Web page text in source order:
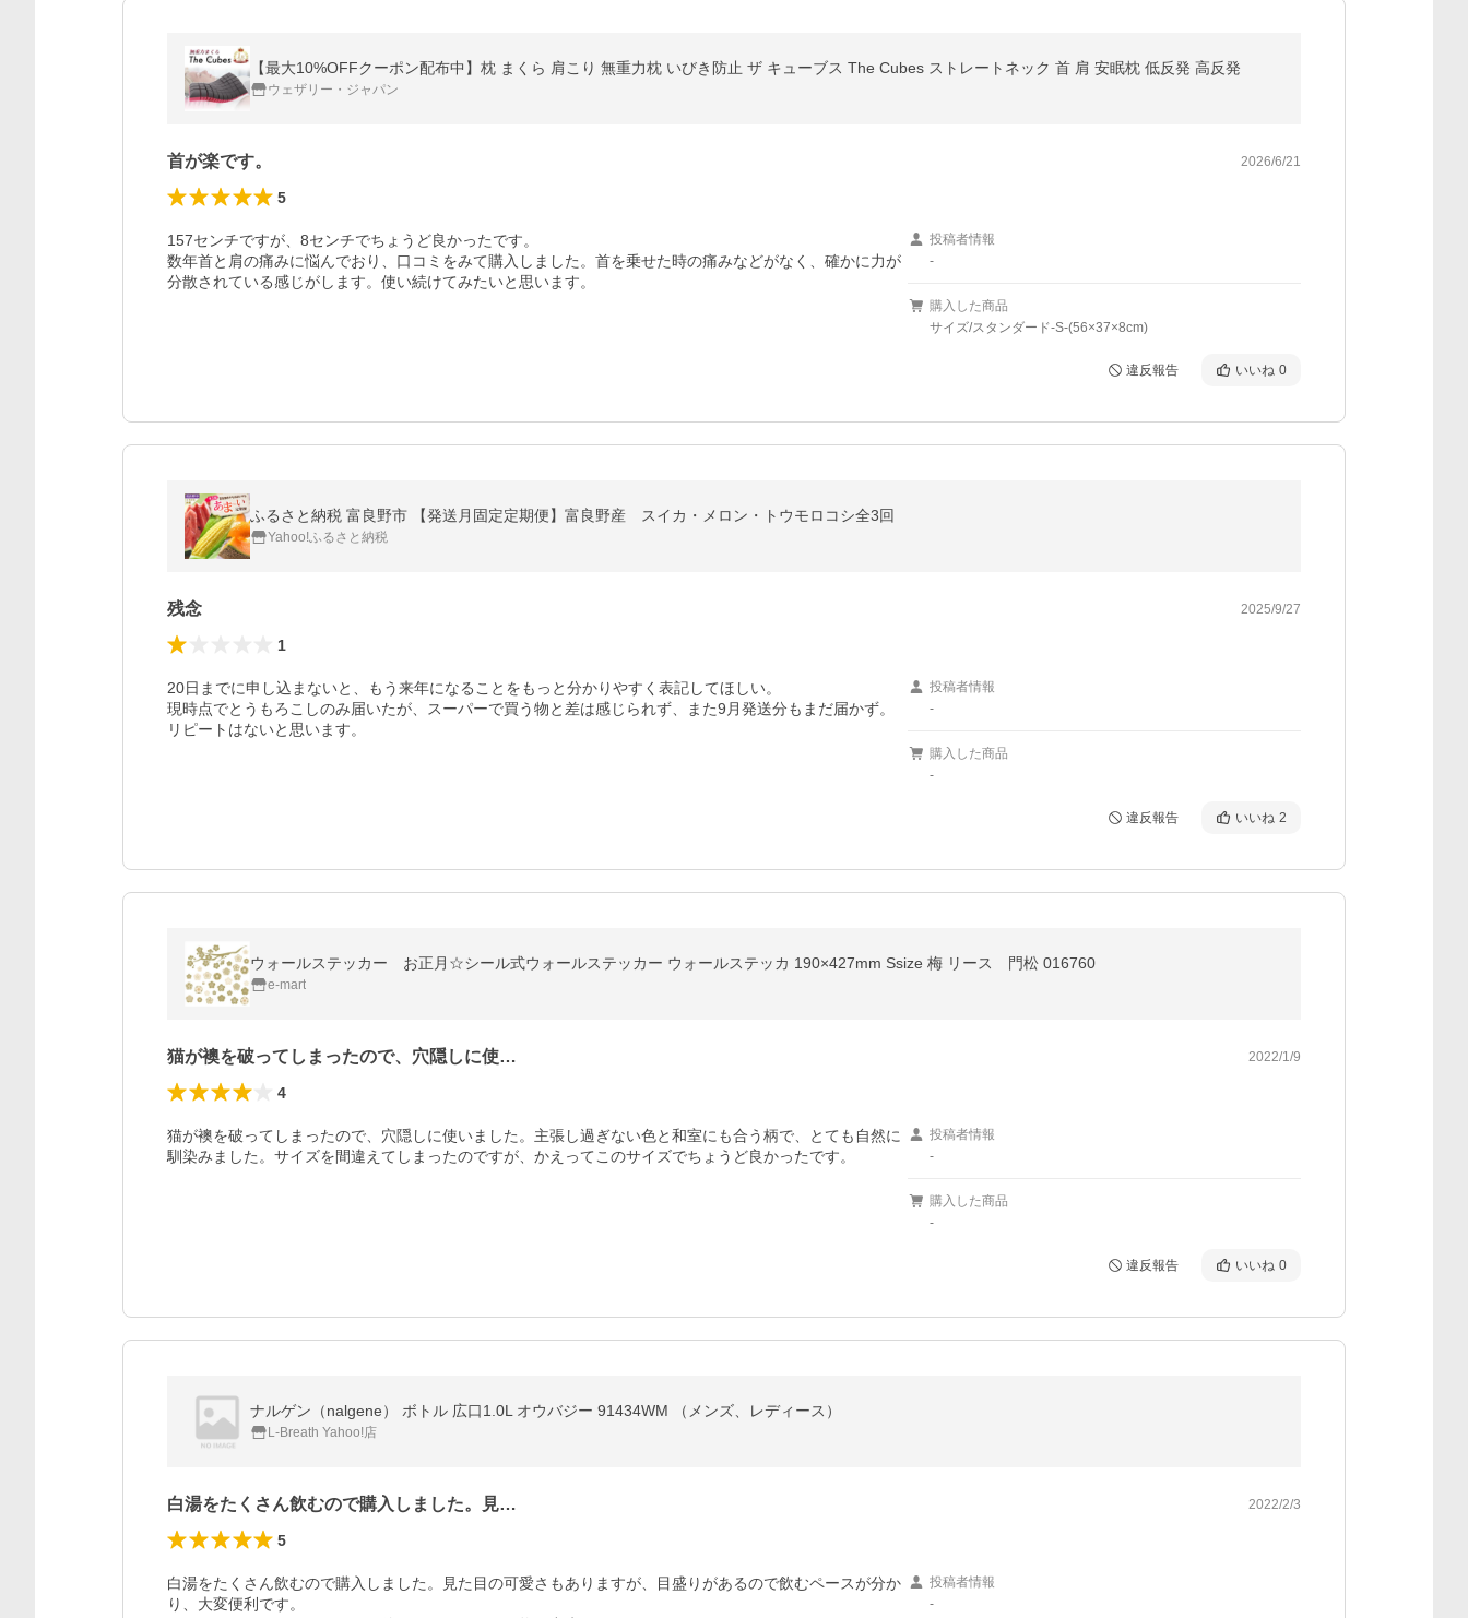
【最大10%OFFクーポン配布中】枕 まくら 肩こり 無重力枕 いびき防止 ザ キューブス The Cubes ストレートネック 首 肩 安眠枕 低反発 高反発
ウェザリー・ジャパン
首が楽です。 2026/6/21
5
157センチですが、8センチでちょうど良かったです。
数年首と肩の痛みに悩んでおり、口コミをみて購入しました。首を乗せた時の痛みなどがなく、確かに力が
分散されている感じがします。使い続けてみたいと思います。
投稿者情報
-
購入した商品
サイズ/スタンダード-S-(56×37×8cm)
違反報告 いいね 0
ふるさと納税 富良野市 【発送月固定定期便】富良野産 スイカ・メロン・トウモロコシ全3回
Yahoo!ふるさと納税
残念 2025/9/27
1
20日までに申し込まないと、もう来年になることをもっと分かりやすく表記してほしい。
現時点でとうもろこしのみ届いたが、スーパーで買う物と差は感じられず、また9月発送分もまだ届かず。
リピートはないと思います。
投稿者情報
-
購入した商品
-
違反報告 いいね 2
ウォールステッカー お正月☆シール式ウォールステッカー ウォールステッカ 190×427mm Ssize 梅 リース 門松 016760
e-mart
猫が襖を破ってしまったので、穴隠しに使… 2022/1/9
4
猫が襖を破ってしまったので、穴隠しに使いました。主張し過ぎない色と和室にも合う柄で、とても自然に
馴染みました。サイズを間違えてしまったのですが、かえってこのサイズでちょうど良かったです。
投稿者情報
-
購入した商品
-
違反報告 いいね 0
ナルゲン（nalgene） ボトル 広口1.0L オウバジー 91434WM （メンズ、レディース）
L-Breath Yahoo!店
白湯をたくさん飲むので購入しました。見… 2022/2/3
5
白湯をたくさん飲むので購入しました。見た目の可愛さもありますが、目盛りがあるので飲むペースが分か
り、大変便利です。
投稿者情報
-